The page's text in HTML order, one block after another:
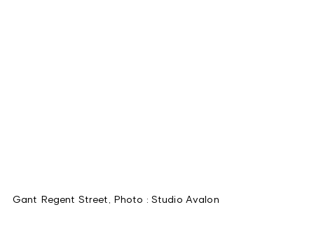
Gant Regent Street, Photo : Studio Avalon